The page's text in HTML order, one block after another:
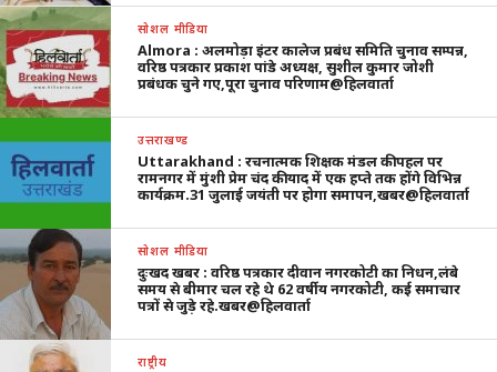
सोशल मीडिया
Almora : अलमोड़ा इंटर कालेज प्रबंध समिति चुनाव सम्पन्न,
वरिष्ठ पत्रकार प्रकाश पांडे अध्यक्ष, सुशील कुमार जोशी
प्रबंधक चुने गए,पूरा चुनाव परिणाम@हिलवार्ता
उत्तराखण्ड
Uttarakhand : रचनात्मक शिक्षक मंडल की पहल पर
रामनगर में मुंशी प्रेम चंद की याद में एक हप्ते तक होंगे विभिन्न
कार्यक्रम.31 जुलाई जयंती पर होगा समापन,खबर@हिलवार्ता
सोशल मीडिया
दुःखद खबर : वरिष्ठ पत्रकार दीवान नगरकोटी का निधन,लंबे
समय से बीमार चल रहे थे 62 वर्षीय नगरकोटी, कई समाचार
पत्रों से जुड़े रहे.खबर@हिलवार्ता
राष्ट्रीय